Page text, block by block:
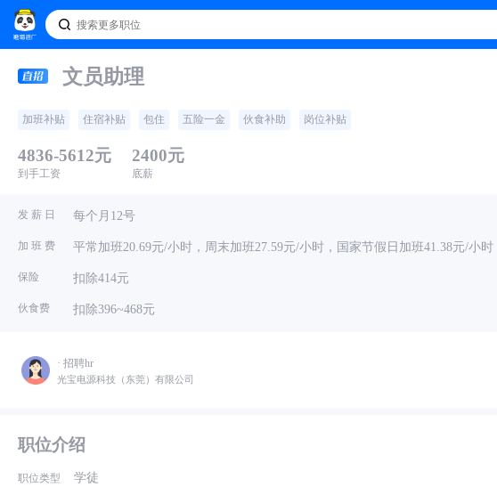
文员助理
加班补贴 住宿补贴 包住 五险一金 伙食补助 岗位补贴
4836-5612元
到手工资
2400元
底薪
发 薪 日 每个月12号
加 班 费 平常加班20.69元/小时，周末加班27.59元/小时，国家节假日加班41.38元/小时
保险 扣除414元
伙食费 扣除396~468元
· 招聘hr
光宝电源科技（东莞）有限公司
职位介绍
职位类型 学徒